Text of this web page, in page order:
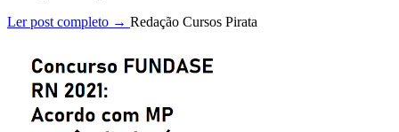
Ler post completo → Redação Cursos Pirata